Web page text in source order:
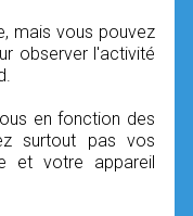
mais vous pouvez
observer l'activité
en fonction des
surtout pas vos
et votre appareil